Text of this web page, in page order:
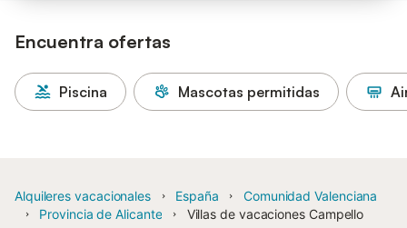
Encuentra ofertas
Piscina Mascotas permitidas
Alquileres vacacionales España
Comunidad Valenciana
Provincia de Alicante
Villas de vacaciones Campello